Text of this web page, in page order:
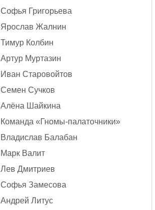
Софья Григорьева
Ярослав Жалнин
Тимур Колбин
Артур Муртазин
Иван Старовойтов
Семен Сучков
Алёна Шайкина
Команда «Гномы-палаточники»
Владислав Балабан
Марк Валит
Лев Дмитриев
Софья Замесова
Андрей Литус